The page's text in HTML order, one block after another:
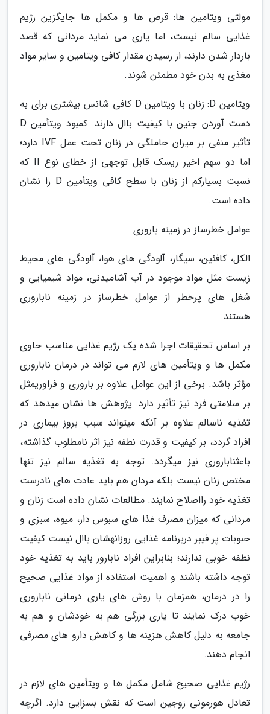
مولتی ویتامین ها: قرص ها و مکمل ها جایگزین رژیم
غذایی سالم نیست، اما یاری می نماید مردانی که قصد
باردار شدن دارند، از رسیدن مقدار کافی ویتامین و سایر مواد
مغذی به بدن خود مطمئن شوند.
ویتامین D: زنان با ویتامین D کافی شانس بیشتری برای به
دست آوردن جنین با کیفیت باال دارند. کمبود ویتأمین D
تأثیر منفی بر میزان حاملگی در زنان تحت عمل IVF دارد؛
اما دو سهم اخیر ریسک قابل توجهی از خطای نوع II که
نسبت بسیارکم از زنان با سطح کافی ویتأمین D را نشان
داده است.
عوامل خطرساز در زمینه باروری
الکل، کافئین، سیگار، آلودگی های هوا، آلودگی های محیط
زیست مثل مواد موجود در آب آشامیدنی، مواد شیمیایی و
شغل های پرخطر از عوامل خطرساز در زمینه ناباروری
هستند.
بر اساس تحقیقات اجرا شده یک رژیم غذایی مناسب حاوی
مکمل ها و ویتأمین های لازم می تواند در درمان ناباروری
مؤثر باشد. برخی از این عوامل علاوه بر باروری و فراوریمثل
بر سلامتی فرد نیز تأثیر دارد. پژوهش ها نشان میدهد که
تغذیه ناسالم علاوه بر آنکه میتواند سبب بروز بیماری در
افراد گردد، بر کیفیت و قدرت نطفه نیز اثر نامطلوب گذاشته،
باعثناباروری نیز میگردد. توجه به تغذیه سالم نیز تنها
مختص زنان نیست بلکه مردان هم باید عادت های نادرست
تغذیه خود رااصلاح نمایند. مطالعات نشان داده است زنان و
مردانی که میزان مصرف غذا های سبوس دار، میوه، سبزی و
حبوبات پر فیبر دربرنامه غذایی روزانهشان باال نیست کیفیت
نطفه خوبی ندارند؛ بنابراین افراد نابارور باید به تغذیه خود
توجه داشته باشند و اهمیت استفاده از مواد غذایی صحیح
را در درمان، همزمان با روش های یاری درمانی ناباروری
خوب درک نمایند تا یاری بزرگی هم به خودشان و هم به
جامعه به دلیل کاهش هزینه ها و کاهش دارو های مصرفی
انجام دهند.
رژیم غذایی صحیح شامل مکمل ها و ویتأمین های لازم در
تعادل هورمونی زوجین است که نقش بسزایی دارد. اگرچه